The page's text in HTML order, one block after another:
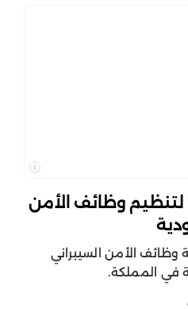
وظائف الأمن
الأمن السيبراني
في المملكة.